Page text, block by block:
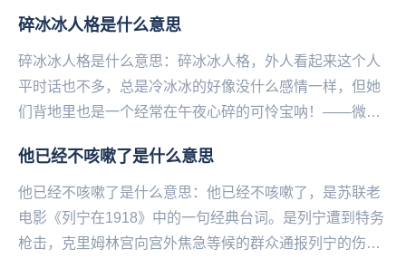
碎冰冰人格是什么意思
碎冰冰人格是什么意思：碎冰冰人格，外人看起来这个人
平时话也不多，总是冷冰冰的好像没什么感情一样，但她
们背地里也是一个经常在午夜心碎的可怜宝呐！——微博
他已经不咳嗽了是什么意思
他已经不咳嗽了是什么意思：他已经不咳嗽了，是苏联老
电影《列宁在1918》中的一句经典台词。是列宁遭到特务
枪击，克里姆林宫向宫外焦急等候的群众通报列宁的伤情